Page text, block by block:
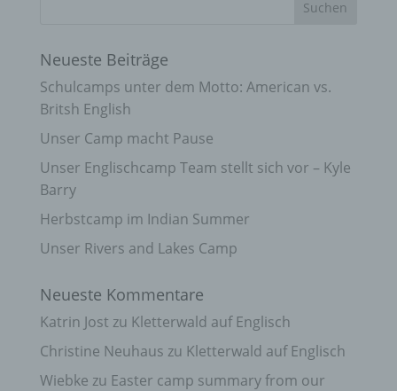
Neueste Beiträge
Schulcamps unter dem Motto: American vs.
Britsh English
Unser Camp macht Pause
Unser Englischcamp Team stellt sich vor – Kyle
Barry
Herbstcamp im Indian Summer
Unser Rivers and Lakes Camp
Neueste Kommentare
Katrin Jost zu Kletterwald auf Englisch
Christine Neuhaus zu Kletterwald auf Englisch
Wiebke zu Easter camp summary from our